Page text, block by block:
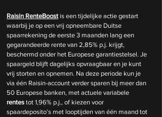
Raisin RenteBoost is een tijdelijke actie gestart
waarbij je op een vrij opneembare Duitse
spaarrekening de eerste 3 maanden lang een
gegarandeerde rente van 2,85% p.j. krijgt,
beschermd onder het Europese garantiestelsel. Je
spaargeld blijft dagelijks opvraagbaar en je kunt
vrij storten en opnemen. Na deze periode kun je
via één Raisin-account verder sparen bij meer dan
50 Europese banken, met actuele variabele
rentes tot 1,96% p.j., of kiezen voor
spaardeposito’s met looptijden van één maand tot